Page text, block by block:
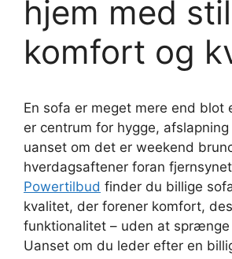
hjem med
komfort og
En sofa er meget mere end blot
er centrum for hygge,
uanset om det er weekend
hverdagsaftener foran
Powertilbud finder du billige
kvalitet, der forener komfort,
funktionalitet – uden at
Uanset om du leder efter en